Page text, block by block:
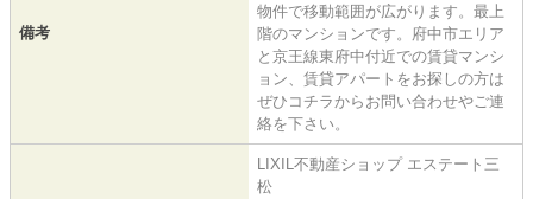
備考
物件で移動範囲が広がります。最上
階のマンションです。府中市エリア
と京王線東府中付近での賃貸マンシ
ョン、賃貸アパートをお探しの方は
ぜひコチラからお問い合わせやご連
絡を下さい。
LIXIL不動産ショップ エステート三
松